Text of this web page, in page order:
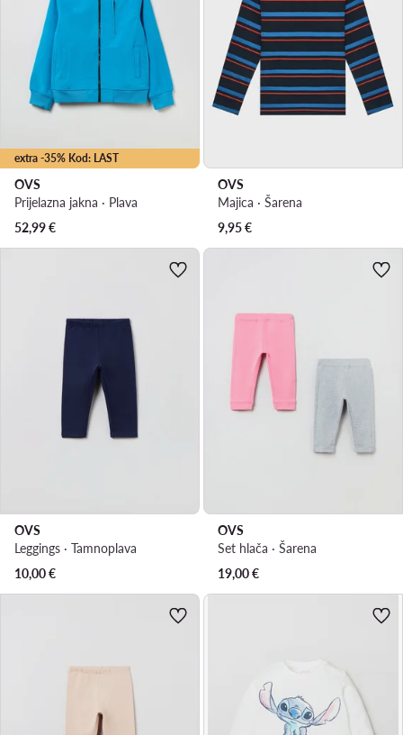
extra -35% Kod: LAST
OVS
Prijelazna jakna · Plava
52,99€
OVS
Majica · Šarena
9,95€
OVS
Leggings · Tamnoplava
10,00€
OVS
Set hlača · Šarena
19,00€